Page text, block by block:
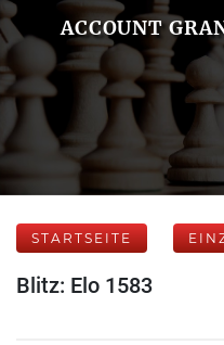
ACCOUNT
STARTSEITE
Blitz: Elo 1583